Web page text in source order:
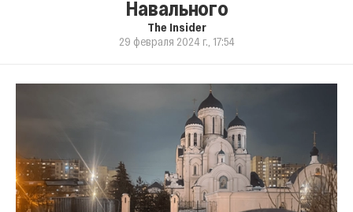
Навального
The Insider
29 февраля 2024 г., 17:54